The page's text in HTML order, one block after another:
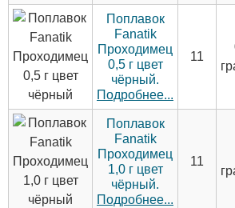
Поплавок
Fanatik
Проходимец
0,5 г цвет
чёрный.
Подробнее...
11
Поплавок
Fanatik
Проходимец
1,0 г цвет
чёрный.
Подробнее...
11